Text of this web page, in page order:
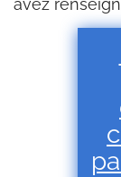
avez